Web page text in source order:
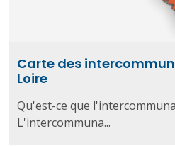
Carte des
Loire
Qu'est-ce que
L'intercommuna...